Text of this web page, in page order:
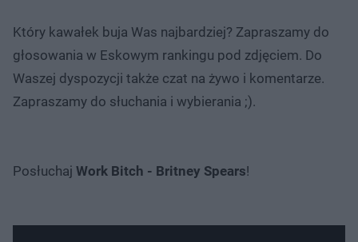
Który kawałek buja Was najbardziej? Zapraszamy do
głosowania w Eskowym rankingu pod zdjęciem. Do
Waszej dyspozycji także czat na żywo i komentarze.
Zapraszamy do słuchania i wybierania ;).
Posłuchaj Work Bitch - Britney Spears!